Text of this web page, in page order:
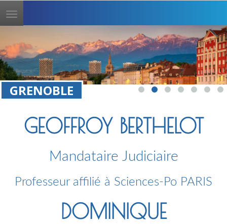
Toggle
navigation
GRENOBLE
GEOFFROY BERTHELOT
Mandataire Judiciaire
Professeur affilié à Sciences-Po PARIS
DOMINIQUE